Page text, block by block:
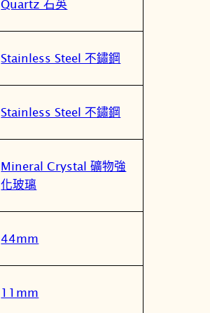
2
-
X
3
3
9
數
量
Quartz 石英
Stainless Steel 不鏽鋼
Stainless Steel 不鏽鋼
Mineral Crystal 礦物強
化玻璃
44mm
11mm